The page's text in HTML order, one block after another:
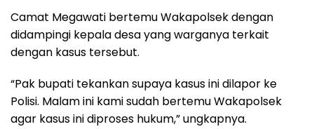
Camat Megawati bertemu Wakapolsek dengan
didampingi kepala desa yang warganya terkait
dengan kasus tersebut.
“Pak bupati tekankan supaya kasus ini dilapor ke
Polisi. Malam ini kami sudah bertemu Wakapolsek
agar kasus ini diproses hukum,” ungkapnya.